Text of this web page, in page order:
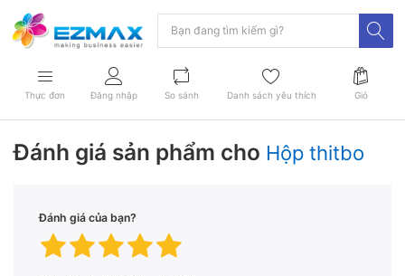
Thực đơn Đăng nhập So sánh Danh sách yêu thích Giỏ
Đánh giá sản phẩm cho Hộp thitbo
Đánh giá của bạn?